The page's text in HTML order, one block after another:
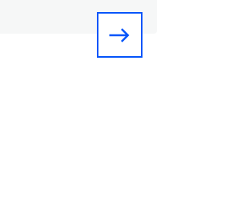
east